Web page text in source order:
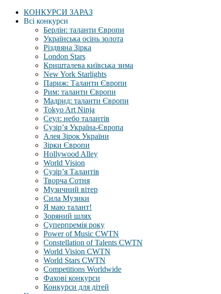
КОНКУРСИ ЗАРАЗ
Всі конкурси
Берлін: таланти Європи
Українська осінь золота
Різдвяна Зірка
London Stars
Кришталева київська зима
New York Starlights
Париж: Таланти Європи
Рим: таланти Європи
Мадрид: таланти Європи
Tokyo Art Ninja
Сеул: небо талантів
Сузір’я Україна-Європа
Алея Зірок України
Зірки Європи
Hollywood Alley
World Vision
Сузір’я Талантів
Творча Сотня
Музичний вітер
Сила Музики
Я маю талант!
Зоряний шлях
Суперпремія року
Power of Music CWTN
Constellation of Talents CWTN
World Vision CWTN
World Stars CWTN
Competitions Worldwide
Фахові конкурси
Конкурси для дітей